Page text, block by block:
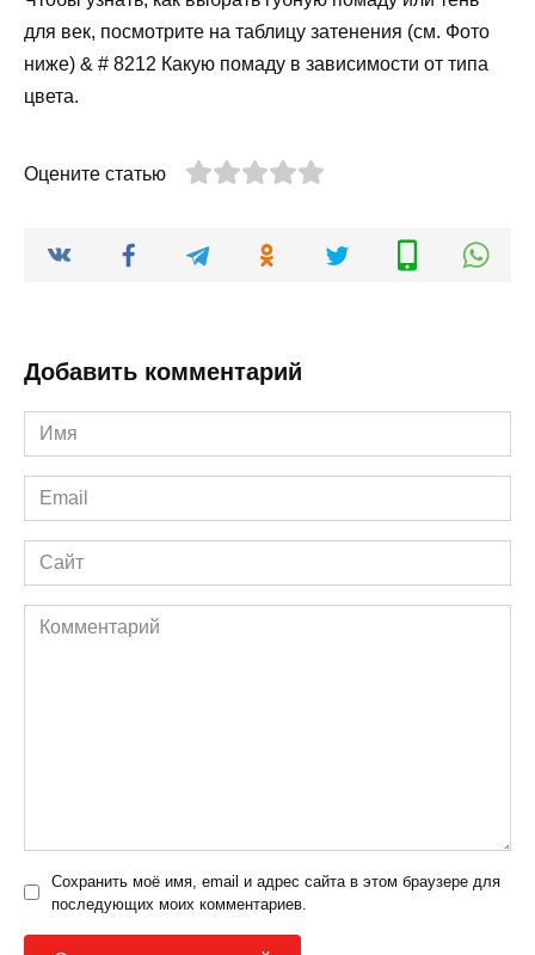
для век, посмотрите на таблицу затенения (см. Фото
ниже) & # 8212 Какую помаду в зависимости от типа
цвета.
Оцените статью
Добавить комментарий
Имя
*
Email
*
Сайт
Комментарий
Сохранить моё имя, email и адрес сайта в этом браузере для
последующих моих комментариев.